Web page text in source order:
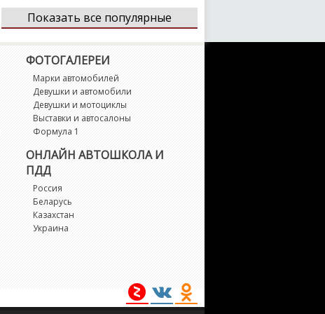
Daihatsu Datsun
DS Ferrari Fiat
Fisker
Hummer Hyundai Infiniti
Показать все популярные
ФОТОГАЛЕРЕИ
Марки автомобилей
Девушки и автомобили
Девушки и мотоциклы
Выставки и автосалоны
Формула 1
ОНЛАЙН АВТОШКОЛА И
ПДД
Россия
Беларусь
Казахстан
Украина